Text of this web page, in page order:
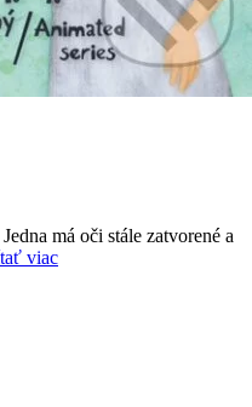
má oči stále zatvorené a
viac